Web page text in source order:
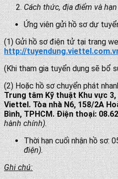
Cách thức, địa điểm và
Ứng viên gửi hồ sơ dự
(1) Gửi hồ sơ điện tử tại trang
http://
(Khi tham gia tuyển dụng sẽ bổ
(2) Hoặc hồ sơ chuyển phát
Trung tâm Kỹ thuật Khu vực
Viettel. Tòa nhà N6, 158/2A
Bình, TPHCM. Điện thoại:
hành chính).
Thời hạn cuối nhận hồ sơ:
điện).
Ghi chú: